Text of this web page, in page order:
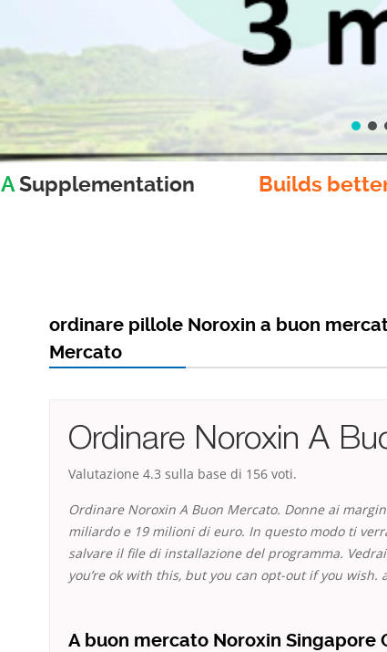
ASupplementation Builds
ordinare pillole Noroxin a buon
Mercato
Ordinare Noroxin A
Valutazione 4.3 sulla base di 156 voti.
Ordinare Noroxin A Buon Mercato. Donne ai
miliardo e 19 milioni di euro. In questo modo ti
salvare il file di installazione del programma.
you’re ok with this, but you can opt-out if you wish.
A buon mercato Noroxin Singapore